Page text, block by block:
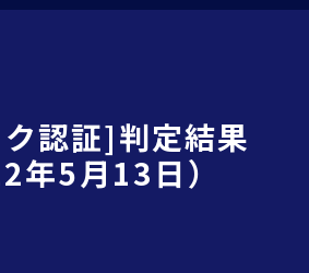
認証]判定結果
年5月13日）